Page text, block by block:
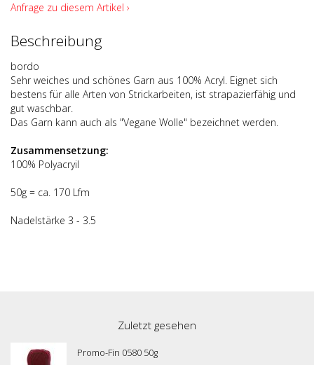
Anfrage zu diesem Artikel ›
Beschreibung
bordo
Sehr weiches und schönes Garn aus 100% Acryl. Eignet sich
bestens für alle Arten von Strickarbeiten, ist strapazierfähig und
gut waschbar.
Das Garn kann auch als "Vegane Wolle" bezeichnet werden.
Zusammensetzung:
100% Polyacryil
50g = ca. 170 Lfm
Nadelstärke 3 - 3.5
Zuletzt gesehen
Promo-Fin 0580 50g